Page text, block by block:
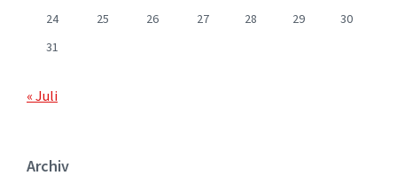
24
25 26 27 28 29
30
31
« Juli
Archiv